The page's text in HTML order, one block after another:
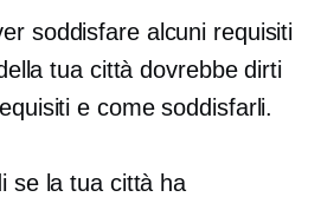
soddisfare alcuni requisiti
tua città dovrebbe dirti
e come soddisfarli.
se la tua città ha